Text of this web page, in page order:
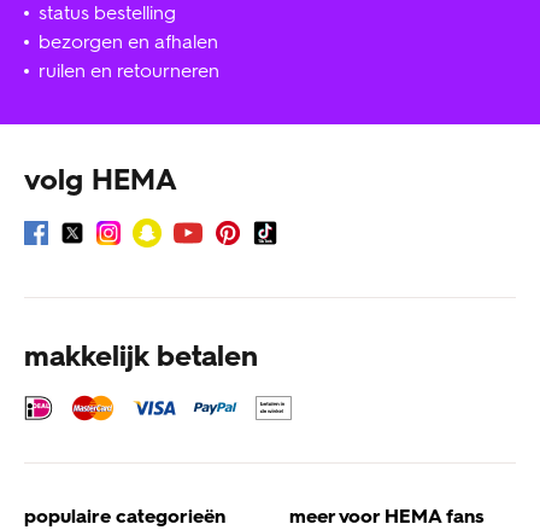
status bestelling
bezorgen en afhalen
ruilen en retourneren
volg HEMA
makkelijk betalen
populaire categorieën
meer voor HEMA fans